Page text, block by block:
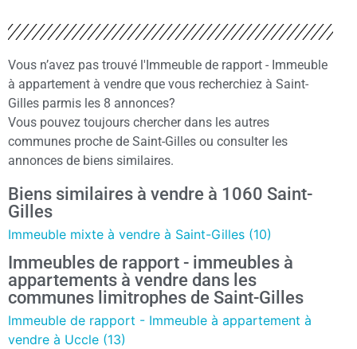
Vous n’avez pas trouvé l'Immeuble de rapport - Immeuble
à appartement à vendre que vous recherchiez à Saint-
Gilles parmis les 8 annonces?
Vous pouvez toujours chercher dans les autres
communes proche de Saint-Gilles ou consulter les
annonces de biens similaires.
Biens similaires à vendre à 1060 Saint-
Gilles
Immeuble mixte à vendre à Saint-Gilles (10)
Immeubles de rapport - immeubles à
appartements à vendre dans les
communes limitrophes de Saint-Gilles
Immeuble de rapport - Immeuble à appartement à
vendre à Uccle (13)